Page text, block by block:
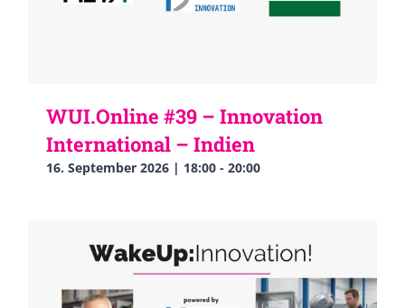
WUI.Online #39 – Innovation
International – Indien
16. September 2026 | 18:00 - 20:00